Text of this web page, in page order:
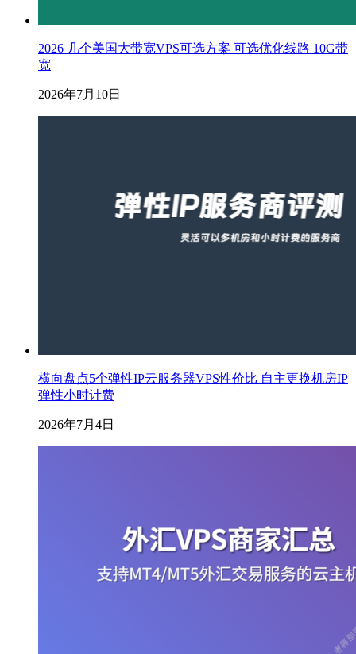
2026 几个美国大带宽VPS可选方案 可选优化线路 10G带
宽
2026年7月10日
横向盘点5个弹性IP云服务器VPS性价比 自主更换机房IP
弹性小时计费
2026年7月4日